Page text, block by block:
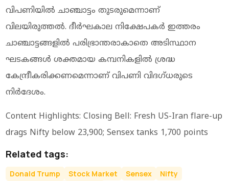
വിപണിയിൽ ചാഞ്ചാട്ടം തുടരുമെന്നാണ്
വിലയിരുത്തൽ. ദീർഘകാല നിക്ഷേപകർ ഇത്തരം
ചാഞ്ചാട്ടങ്ങളിൽ പരിഭ്രാന്തരാകാതെ അടിസ്ഥാന
ഘടകങ്ങൾ ശക്തമായ കമ്പനികളിൽ ശ്രദ്ധ
കേന്ദ്രീകരിക്കണമെന്നാണ് വിപണി വിദഗ്ധരുടെ
നിർദേശം.
Content Highlights: Closing Bell: Fresh US-Iran flare-up
drags Nifty below 23,900; Sensex tanks 1,700 points
Related tags:
Donald Trump Stock Market Sensex
Nifty